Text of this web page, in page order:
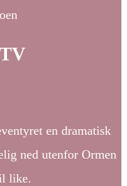
en dramatisk
ned utenfor Ormen
like.